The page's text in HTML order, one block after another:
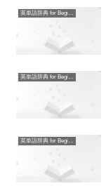
英単語辞典 for Beginners
英単語辞典 for Beginners
英単語辞典 for Beginners